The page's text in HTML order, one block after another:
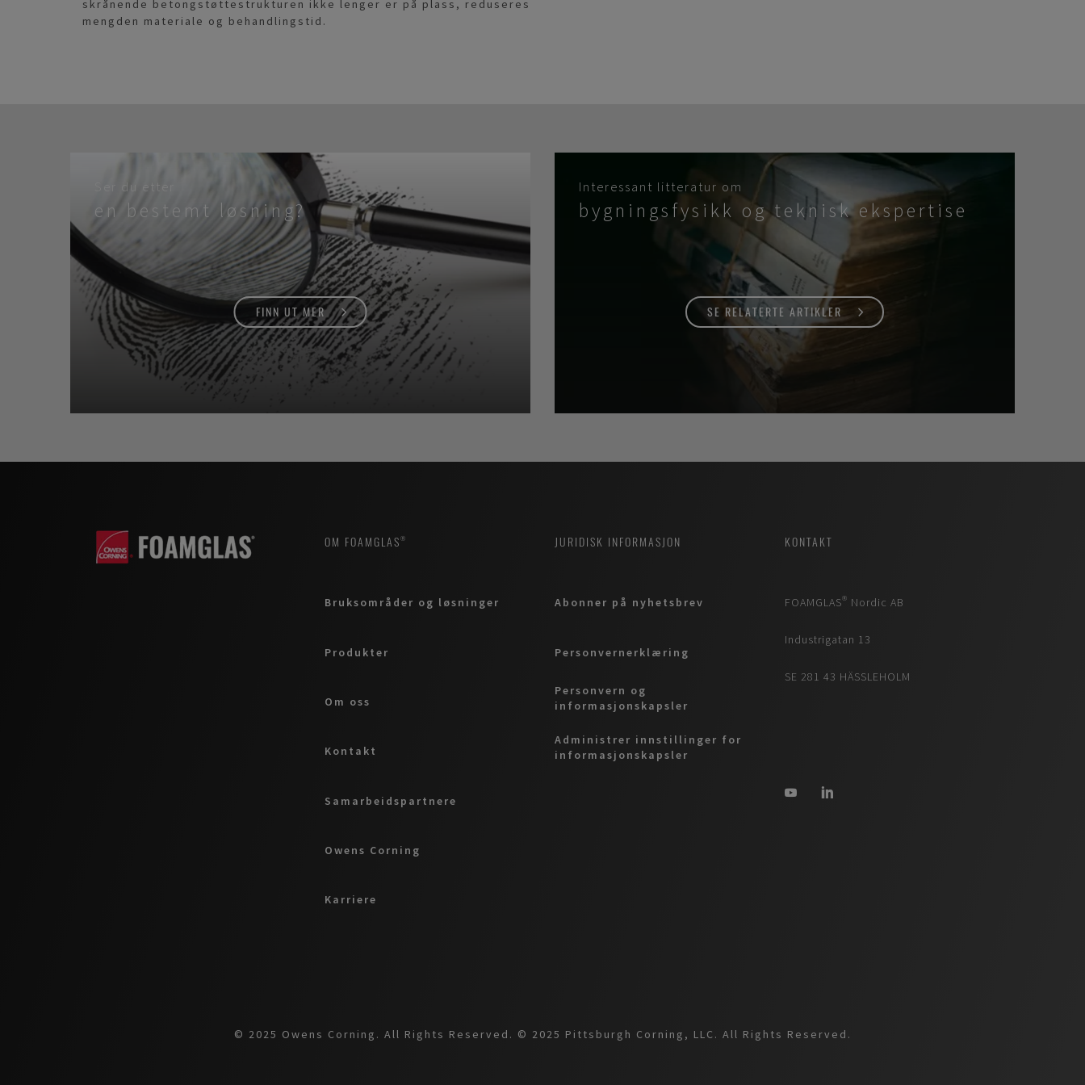
skrånende betongstøttestrukturen ikke lenger er på plass, reduseres
mengden materiale og behandlingstid.
Ser du etter
en bestemt løsning?
FINN UT MER
Interessant litteratur om
bygningsfysikk og teknisk ekspertise
SE RELATERTE ARTIKLER
OM FOAMGLAS®
Bruksområder og løsninger
Produkter
Om oss
Kontakt
Samarbeidspartnere
Owens Corning
Karriere
JURIDISK INFORMASJON
Abonner på nyhetsbrev
Personvernerklæring
Personvern og
informasjonskapsler
Administrer innstillinger for
informasjonskapsler
KONTAKT
FOAMGLAS® Nordic AB
Industrigatan 13
SE 281 43 HÄSSLEHOLM
© 2025 Owens Corning. All Rights Reserved. © 2025 Pittsburgh Corning, LLC. All Rights Reserved.